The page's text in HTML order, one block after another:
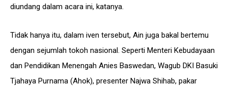
diundang dalam acara ini, katanya.
Tidak hanya itu, dalam iven tersebut, Ain juga bakal bertemu
dengan sejumlah tokoh nasional. Seperti Menteri Kebudayaan
dan Pendidikan Menengah Anies Baswedan, Wagub DKI Basuki
Tjahaya Purnama (Ahok), presenter Najwa Shihab, pakar